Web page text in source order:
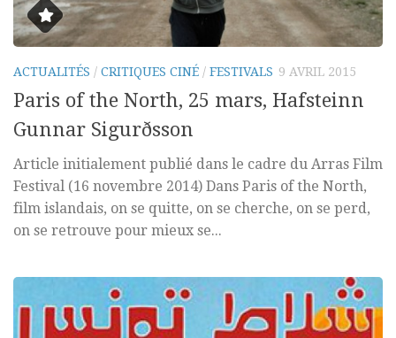
ACTUALITÉS / CRITIQUES CINÉ / FESTIVALS 9 AVRIL 2015
Paris of the North, 25 mars, Hafsteinn
Gunnar Sigurðsson
Article initialement publié dans le cadre du Arras Film
Festival (16 novembre 2014) Dans Paris of the North,
film islandais, on se quitte, on se cherche, on se perd,
on se retrouve pour mieux se...